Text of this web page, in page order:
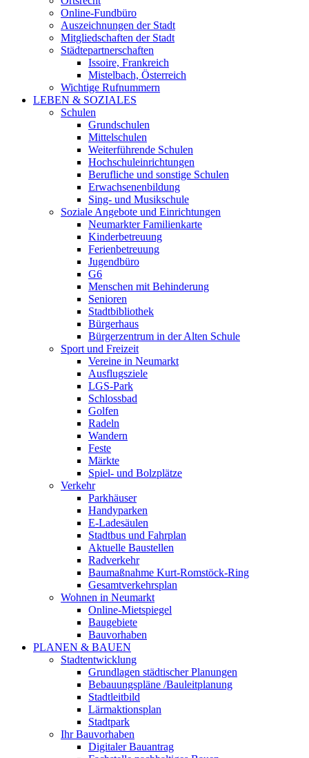
Online-Fundbüro
Auszeichnungen der Stadt
Mitgliedschaften der Stadt
Städtepartnerschaften
Issoire, Frankreich
Mistelbach, Österreich
Wichtige Rufnummern
LEBEN & SOZIALES
Schulen
Grundschulen
Mittelschulen
Weiterführende Schulen
Hochschuleinrichtungen
Berufliche und sonstige Schulen
Erwachsenenbildung
Sing- und Musikschule
Soziale Angebote und Einrichtungen
Neumarkter Familienkarte
Kinderbetreuung
Ferienbetreuung
Jugendbüro
G6
Menschen mit Behinderung
Senioren
Stadtbibliothek
Bürgerhaus
Bürgerzentrum in der Alten Schule
Sport und Freizeit
Vereine in Neumarkt
Ausflugsziele
LGS-Park
Schlossbad
Golfen
Radeln
Wandern
Feste
Märkte
Spiel- und Bolzplätze
Verkehr
Parkhäuser
Handyparken
E-Ladesäulen
Stadtbus und Fahrplan
Aktuelle Baustellen
Radverkehr
Baumaßnahme Kurt-Romstöck-Ring
Gesamtverkehrsplan
Wohnen in Neumarkt
Online-Mietspiegel
Baugebiete
Bauvorhaben
PLANEN & BAUEN
Stadtentwicklung
Grundlagen städtischer Planungen
Bebauungspläne /Bauleitplanung
Stadtleitbild
Lärmaktionsplan
Stadtpark
Ihr Bauvorhaben
Digitaler Bauantrag